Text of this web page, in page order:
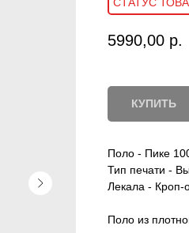
5990,00 р.
КУПИТЬ
Поло - Пике
Тип печати -
Лекала - Кроп-
Поло из